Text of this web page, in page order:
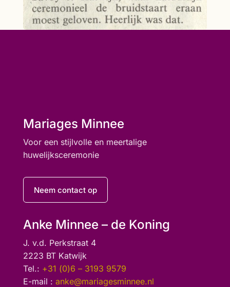
Mariages Minnee
Voor een stijlvolle en meertalige
huwelijksceremonie
Neem contact op
Anke Minnee – de Koning
J. v.d. Perkstraat 4
2223 BT Katwijk
Tel.: +31 (0)6 – 3193 9579
E-mail : anke@mariagesminnee.nl